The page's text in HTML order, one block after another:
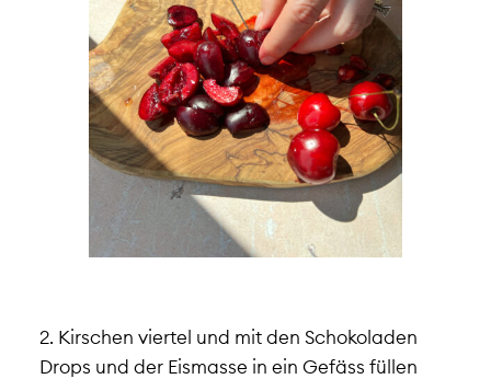
2. Kirschen viertel und mit den Schokoladen
Drops und der Eismasse in ein Gefäss füllen